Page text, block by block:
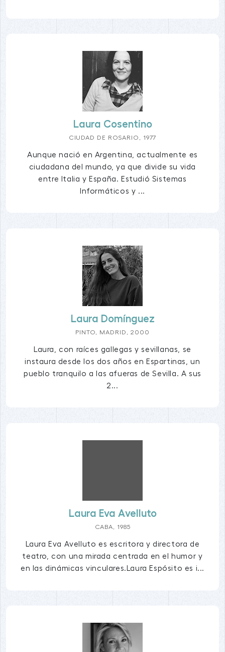
Laura Cosentino
CIUDAD DE ROSARIO, 1977
Aunque nació en Argentina, actualmente es
ciudadana del mundo, ya que divide su vida
entre Italia y España. Estudió Sistemas
Informáticos y ...
Laura Domínguez
PINTO, MADRID, 2000
Laura, con raíces gallegas y sevillanas, se
instaura desde los dos años en Espartinas, un
pueblo tranquilo a las afueras de Sevilla. A sus
2...
Laura Eva Avelluto
CABA, 1985
Laura Eva Avelluto es escritora y directora de
teatro, con una mirada centrada en el humor y
en las dinámicas vinculares.Laura Espósito es i...